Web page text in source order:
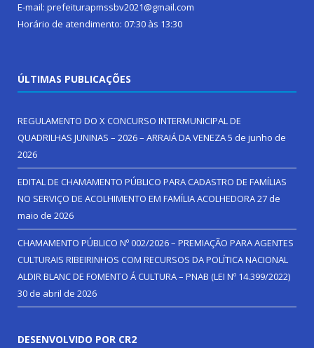
E-mail: prefeiturapmssbv2021@gmail.com
Horário de atendimento: 07:30 às 13:30
ÚLTIMAS PUBLICAÇÕES
REGULAMENTO DO X CONCURSO INTERMUNICIPAL DE
QUADRILHAS JUNINAS – 2026 – ARRAIÁ DA VENEZA5 de junho de
2026
EDITAL DE CHAMAMENTO PÚBLICO PARA CADASTRO DE FAMÍLIAS
NO SERVIÇO DE ACOLHIMENTO EM FAMÍLIA ACOLHEDORA27 de
maio de 2026
CHAMAMENTO PÚBLICO Nº 002/2026 – PREMIAÇÃO PARA AGENTES
CULTURAIS RIBEIRINHOS COM RECURSOS DA POLÍTICA NACIONAL
ALDIR BLANC DE FOMENTO Á CULTURA – PNAB (LEI Nº 14.399/2022)
30 de abril de 2026
DESENVOLVIDO POR CR2